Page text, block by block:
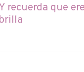
recuerda que